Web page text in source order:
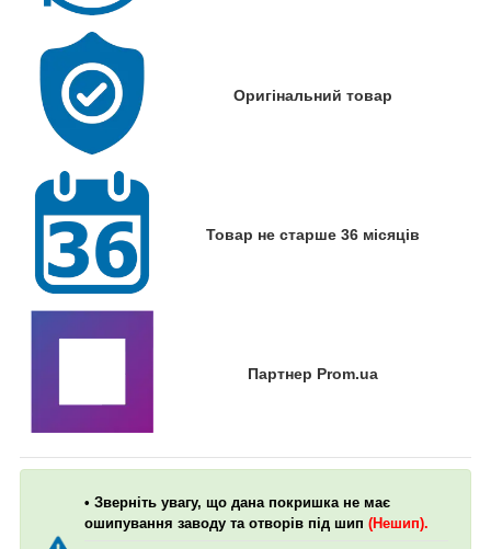
Оригінальний товар
Товар не старше 36 місяців
Партнер Prom.ua
• Зверніть увагу, що дана покришка не має
ошипування заводу та отворів під шип (Нешип).